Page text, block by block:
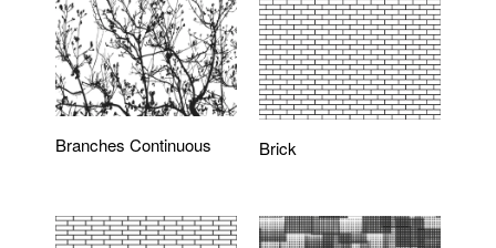
Branches Continuous Brick